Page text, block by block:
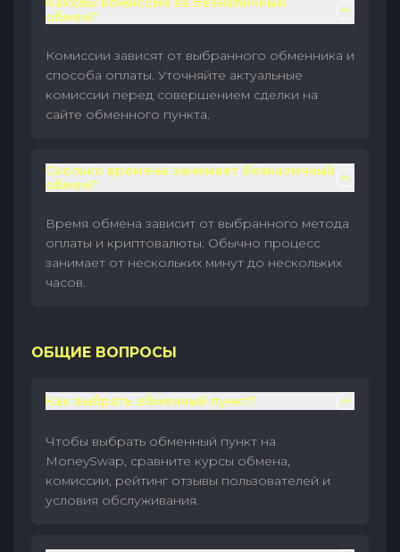
обмен?
Комиссии зависят от выбранного обменника и
способа оплаты. Уточняйте актуальные
комиссии перед совершением сделки на
сайте обменного пункта.
Сколько времени занимает безналичный
обмен?
Время обмена зависит от выбранного метода
оплаты и криптовалюты. Обычно процесс
занимает от нескольких минут до нескольких
часов.
ОБЩИЕ ВОПРОСЫ
Как выбрать обменный пункт?
Чтобы выбрать обменный пункт на
MoneySwap, сравните курсы обмена,
комиссии, рейтинг отзывы пользователей и
условия обслуживания.